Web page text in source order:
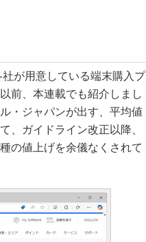
が用意している端末購入プ
前、本連載でも紹介しまし
・ジャパンが出す、平均値
、ガイドライン改正以降、
の値上げを余儀なくされて